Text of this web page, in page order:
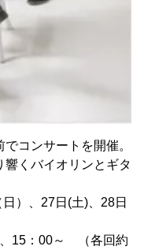
コンサートを開催。
響くバイオリンとギタ
）、27日(土)、28日
、15：00～ （各回約